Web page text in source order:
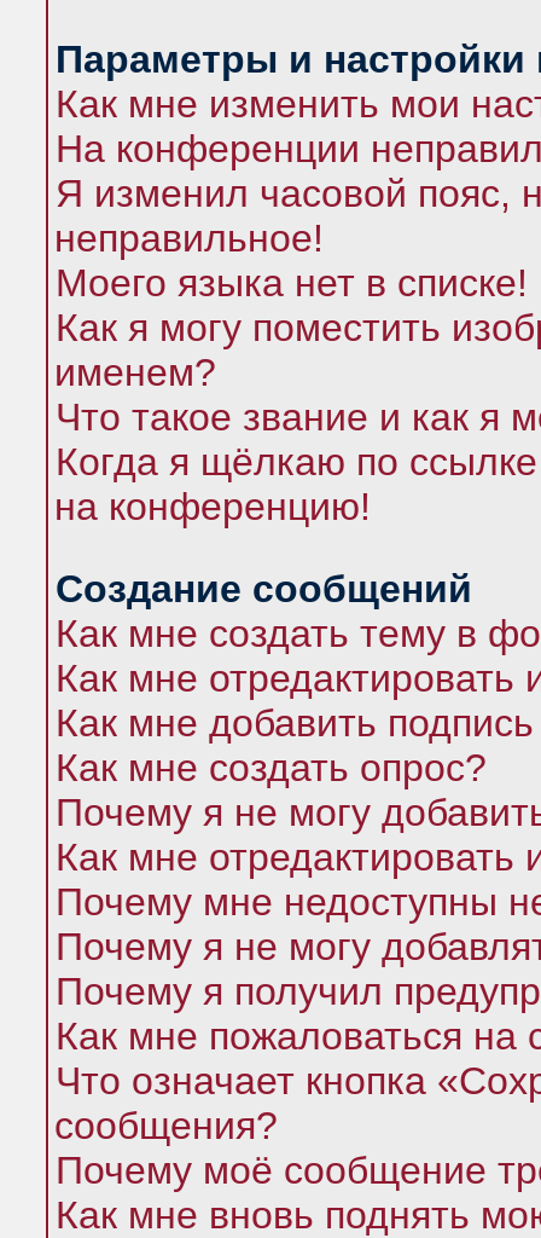
Параметры и настройки
Как мне изменить мои
На конференции
Я изменил часовой пояс,
неправильное!
Моего языка нет в списке!
Как я могу поместить
именем?
Что такое звание и как я
Когда я щёлкаю по
на конференцию!
Создание сообщений
Как мне создать тему в
Как мне
Как мне добавить
Как мне создать опрос?
Почему я не могу
Как мне отредактировать
Почему мне недоступны
Почему я не могу
Почему я получил
Как мне пожаловаться
Что означает кнопка
сообщения?
Почему моё сообщение
Как мне вновь поднять